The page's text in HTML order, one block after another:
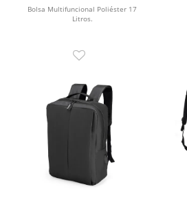
Bolsa Multifuncional Poliéster 17
Litros.